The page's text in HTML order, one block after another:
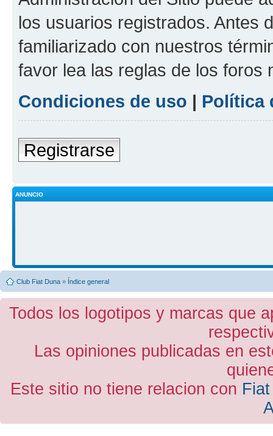
los usuarios registrados. Antes
familiarizado con nuestros
favor lea las reglas de los foros
Condiciones de uso | Política
Registrarse
ANUNCIO
Club Fiat Duna » Índice general
Todos los logotipos y marcas que
Las opiniones publicadas en
Este sitio no tiene relacion con